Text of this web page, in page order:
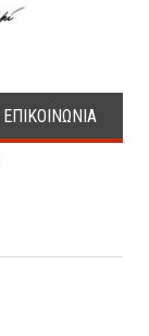
ΕΠΙΚΟΙΝΩΝΙΑ